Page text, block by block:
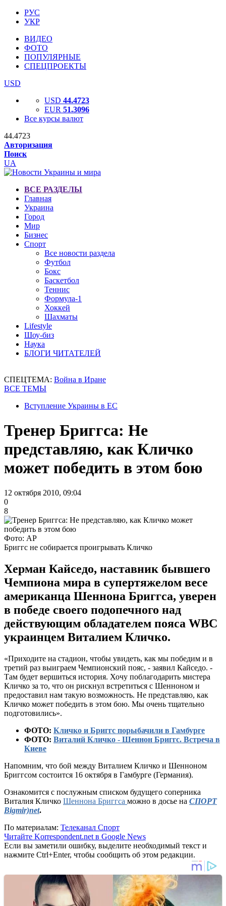
РУС
УКР
ВИДЕО
ФОТО
ПОПУЛЯРНЫЕ
СПЕЦПРОЕКТЫ
USD
USD 44.4723
EUR 51.3096
Все курсы валют
44.4723
Авторизация
Поиск
UA
ВСЕ РАЗДЕЛЫ
Главная
Украина
Город
Мир
Бизнес
Спорт
Все новости раздела
Футбол
Бокс
Баскетбол
Теннис
Формула-1
Хоккей
Шахматы
Lifestyle
Шоу-биз
Наука
БЛОГИ ЧИТАТЕЛЕЙ
СПЕЦТЕМА: Война в Иране
ВСЕ ТЕМЫ
Вступление Украины в ЕС
Тренер Бриггса: Не
представляю, как Кличко
может победить в этом бою
12 октября 2010, 09:04
0
8
Фото: АР
Бриггс не собирается проигрывать Кличко
Херман Кайседо, наставник бывшего
Чемпиона мира в супертяжелом весе
американца Шеннона Бриггса, уверен
в победе своего подопечного над
действующим обладателем пояса WBC
украинцем Виталием Кличко.
«Приходите на стадион, чтобы увидеть, как мы победим и в
третий раз выиграем Чемпионский пояс, - заявил Кайседо. -
Там будет вершиться история. Хочу поблагодарить мистера
Кличко за то, что он рискнул встретиться с Шенноном и
предоставил нам такую возможность. Не представляю, как
Кличко может победить в этом бою. Мы очень тщательно
подготовились».
ФОТО: Кличко и Бриггс порыбачили в Гамбурге
ФОТО: Виталий Кличко - Шеннон Бриггс. Встреча в
Киеве
Напомним, что бой между Виталием Кличко и Шенноном
Бриггсом состоится 16 октября в Гамбурге (Германия).
Ознакомится с послужным списком будущего соперника
Виталия Кличко Шеннона Бриггса можно в досье на СПОРТ
Bigmir)net.
По материалам: Телеканал Спорт
Читайте Korrespondent.net в Google News
Если вы заметили ошибку, выделите необходимый текст и
нажмите Ctrl+Enter, чтобы сообщить об этом редакции.